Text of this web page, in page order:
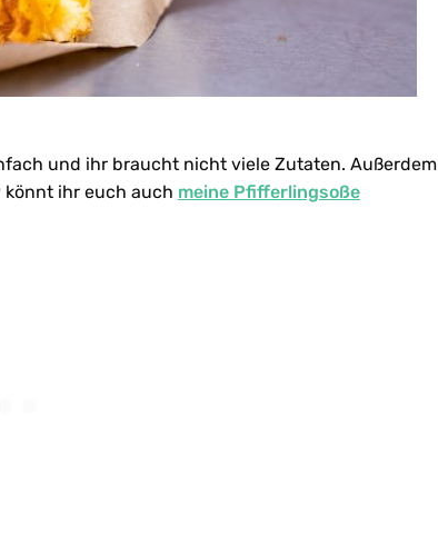
und ihr braucht nicht viele Zutaten. Außerdem
ihr euch auch meine Pfifferlingsoße